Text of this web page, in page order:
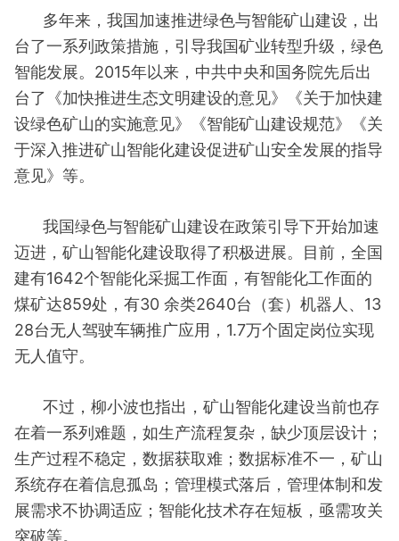
多年来，我国加速推进绿色与智能矿山建设，出
台了一系列政策措施，引导我国矿业转型升级，绿色
智能发展。2015年以来，中共中央和国务院先后出
台了《加快推进生态文明建设的意见》《关于加快建
设绿色矿山的实施意见》《智能矿山建设规范》《关
于深入推进矿山智能化建设促进矿山安全发展的指导
意见》等。
我国绿色与智能矿山建设在政策引导下开始加速
迈进，矿山智能化建设取得了积极进展。目前，全国
建有1642个智能化采掘工作面，有智能化工作面的
煤矿达859处，有30 余类2640台（套）机器人、13
28台无人驾驶车辆推广应用，1.7万个固定岗位实现
无人值守。
不过，柳小波也指出，矿山智能化建设当前也存
在着一系列难题，如生产流程复杂，缺少顶层设计；
生产过程不稳定，数据获取难；数据标准不一，矿山
系统存在着信息孤岛；管理模式落后，管理体制和发
展需求不协调适应；智能化技术存在短板，亟需攻关
突破等。